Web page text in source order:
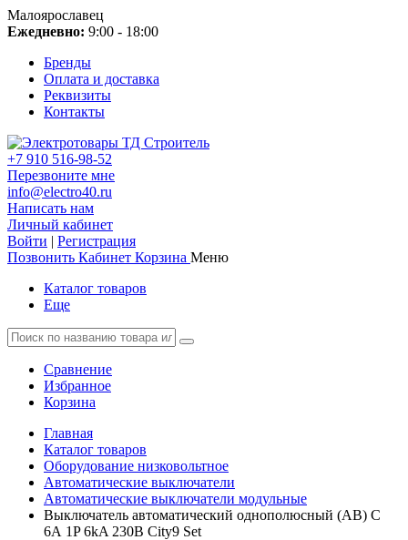
Малоярославец
Ежедневно: 9:00 - 18:00
Бренды
Оплата и доставка
Реквизиты
Контакты
+7 910 516-98-52
Перезвоните мне
info@electro40.ru
Написать нам
Личный кабинет
Войти | Регистрация
Позвонить Кабинет Корзина Меню
Каталог товаров
Еще
Сравнение
Избранное
Корзина
Главная
Каталог товаров
Оборудование низковольтное
Автоматические выключатели
Автоматические выключатели модульные
Выключатель автоматический однополюсный (АВ) С
6А 1P 6kA 230В City9 Set